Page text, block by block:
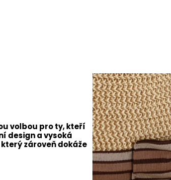
volbou pro ty, kteří
design a vysoká
zároveň dokáže